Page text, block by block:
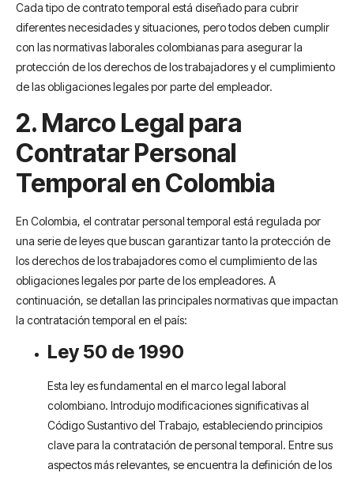
Cada tipo de contrato temporal está diseñado para cubrir
diferentes necesidades y situaciones, pero todos deben cumplir
con las normativas laborales colombianas para asegurar la
protección de los derechos de los trabajadores y el cumplimiento
de las obligaciones legales por parte del empleador.
2. Marco Legal para
Contratar Personal
Temporal en Colombia
En Colombia, el contratar personal temporal está regulada por
una serie de leyes que buscan garantizar tanto la protección de
los derechos de los trabajadores como el cumplimiento de las
obligaciones legales por parte de los empleadores. A
continuación, se detallan las principales normativas que impactan
la contratación temporal en el país:
Ley 50 de 1990
Esta ley es fundamental en el marco legal laboral
colombiano. Introdujo modificaciones significativas al
Código Sustantivo del Trabajo, estableciendo principios
clave para la contratación de personal temporal. Entre sus
aspectos más relevantes, se encuentra la definición de los